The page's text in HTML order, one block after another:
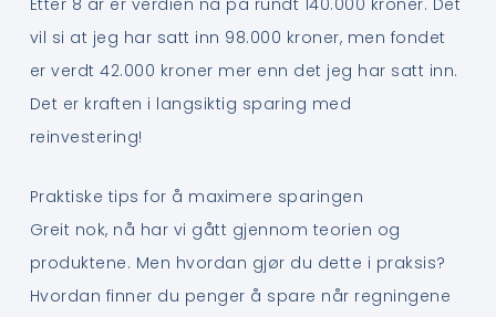
vil si at jeg har satt inn 98.000 kroner, men fondet
er verdt 42.000 kroner mer enn det jeg har satt inn.
Det er kraften i langsiktig sparing med
reinvestering!
Praktiske tips for å maximere sparingen
Greit nok, nå har vi gått gjennom teorien og
produktene. Men hvordan gjør du dette i praksis?
Hvordan finner du penger å spare når regningene